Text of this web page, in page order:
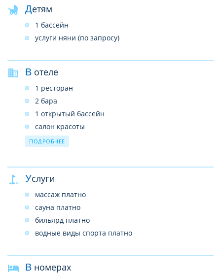
Детям
1 бассейн
услуги няни (по запросу)
В отеле
1 ресторан
2 бара
1 открытый бассейн
салон красоты
SPA-центр
прачечная
магазины
ПОДРОБНЕЕ
Услуги
массаж платно
сауна платно
бильярд платно
водные виды спорта платно
В номерах